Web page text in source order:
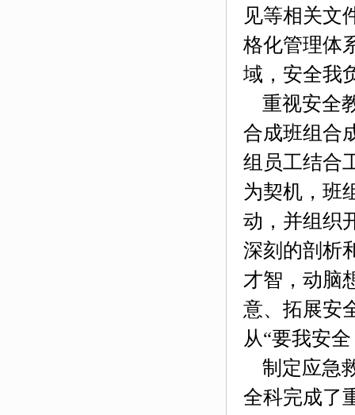
见等相关文
格化管理体
域，安全我
重视安全
合成班组合
组员工结合
为契机， 班
动 ，并组织
深刻的剖析
才智，动脑
意、拓展安
从“要我安
制定应急
全科完成了